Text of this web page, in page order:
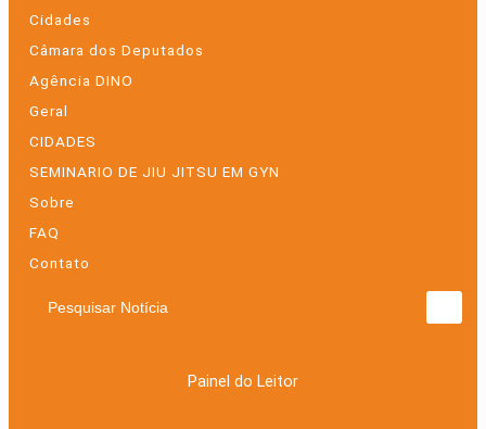
Cidades
Câmara dos Deputados
Agência DINO
Geral
CIDADES
SEMINARIO DE JIU JITSU EM GYN
Sobre
FAQ
Contato
Pesquisar Notícia
Painel do Leitor